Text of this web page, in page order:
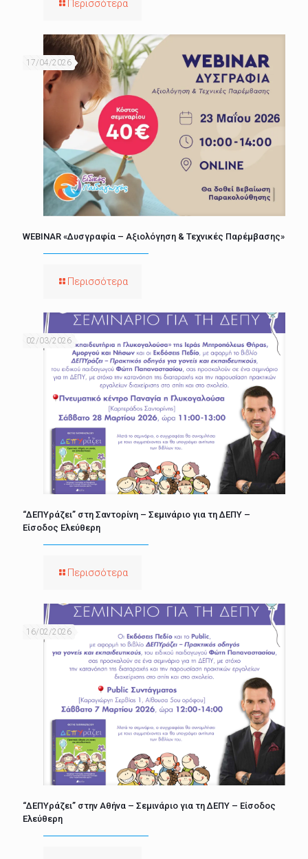
Περισσότερα
17/04/2026
WEBINAR «Δυσγραφία – Αξιολόγηση & Τεχνικές Παρέμβασης»
Περισσότερα
02/03/2026
“ΔΕΠΥράζει” στη Σαντορίνη – Σεμινάριο για τη ΔΕΠΥ –
Είσοδος Ελεύθερη
Περισσότερα
16/02/2026
“ΔΕΠΥράζει” στην Αθήνα – Σεμινάριο για τη ΔΕΠΥ – Είσοδος
Ελεύθερη